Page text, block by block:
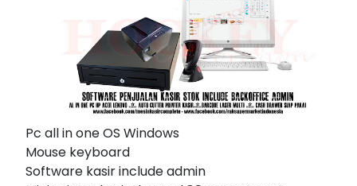
Pc all in one OS Windows
Mouse keyboard
Software kasir include admin